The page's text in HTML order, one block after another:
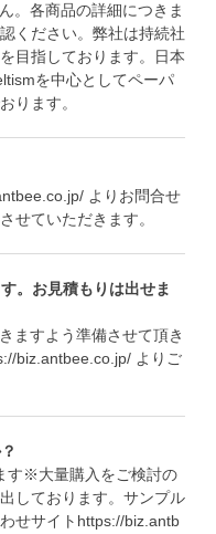
。各商品の詳細につきま
ください。弊社は持続社
目指しております。日本
を中心としてペーパ
ります。
よりお問合せ
せていただきます。
。お見積もりは出せま
ますよう準備させて頂き
biz.antbee.co.jp/ よりご
※大量購入をご検討の
しております。サンプル
せサイト https://biz.antb